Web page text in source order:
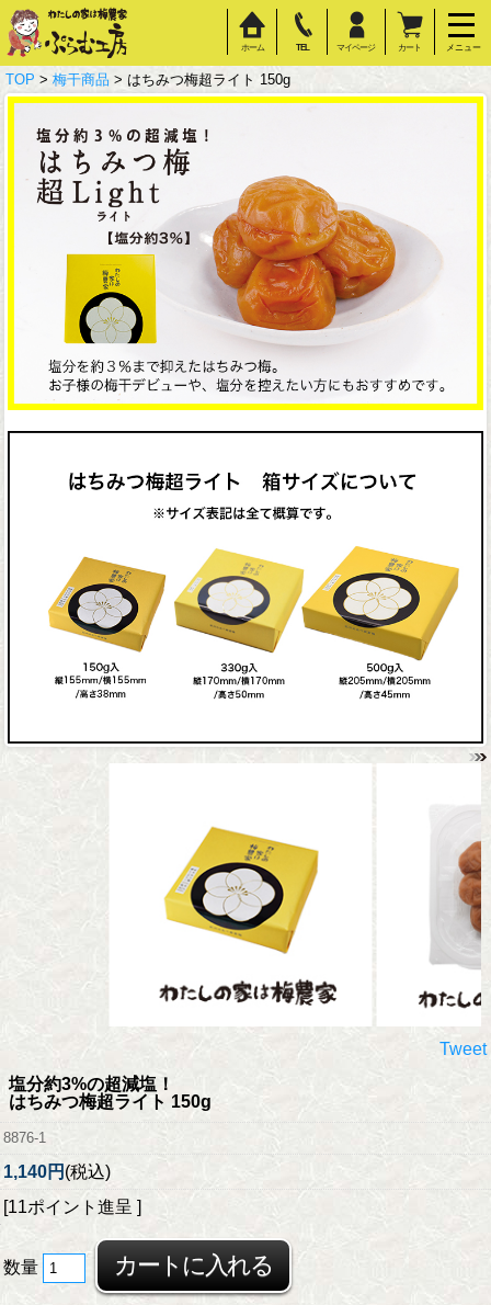
ホーム TEL マイページ カート メニュー
TOP > 梅干商品 > はちみつ梅超ライト 150g
Tweet
塩分約3%の超減塩！
はちみつ梅超ライト 150g
8876-1
1,140円 (税込)
[11ポイント進呈 ]
数量